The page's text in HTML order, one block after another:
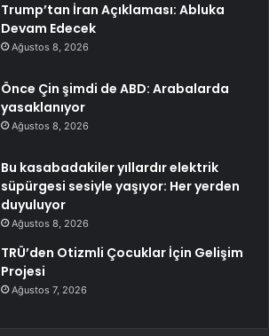
Trump’tan İran Açıklaması: Abluka
Devam Edecek
Ağustos 8, 2026
Önce Çin şimdi de ABD: Arabalarda
yasaklanıyor
Ağustos 8, 2026
Bu kasabadakiler yıllardır elektrik
süpürgesi sesiyle yaşıyor: Her yerden
duyuluyor
Ağustos 8, 2026
TRÜ’den Otizmli Çocuklar İçin Gelişim
Projesi
Ağustos 7, 2026